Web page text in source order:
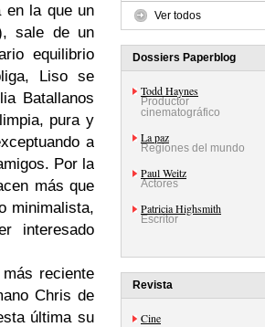
en la que un
sale de un
equilibrio
Liso se
Batallanos
pura y
a
Por la
más que
minimalista,
interesado
reciente
Chris de
última su
Ver todos
Dossiers Paperblog
Todd Haynes
Productor
cinematográfico
La paz
Regiones del mundo
Paul Weitz
Actores
Patricia Highsmith
Escritor
Revista
Cine